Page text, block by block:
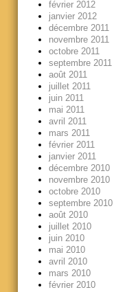
février 2012
janvier 2012
décembre 2011
novembre 2011
octobre 2011
septembre 2011
août 2011
juillet 2011
juin 2011
mai 2011
avril 2011
mars 2011
février 2011
janvier 2011
décembre 2010
novembre 2010
octobre 2010
septembre 2010
août 2010
juillet 2010
juin 2010
mai 2010
avril 2010
mars 2010
février 2010